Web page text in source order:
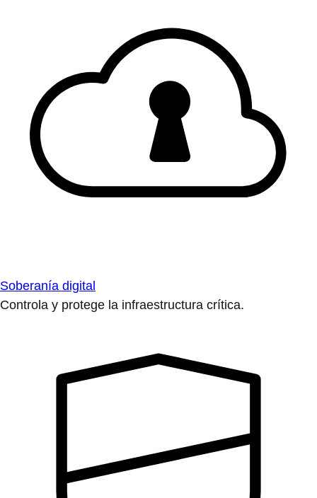
Soberanía digital
Controla y protege la infraestructura crítica.